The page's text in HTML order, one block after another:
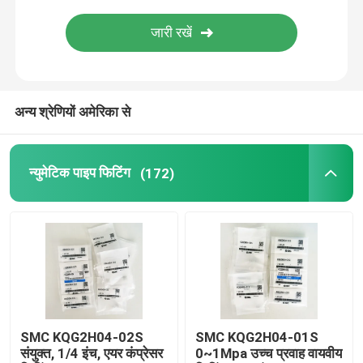
पिस्टन वायवीय सिलेंडर
निविड़ अंधकार पीयू ट्यूब
पल्स जेट वाल्व
पिस्टन हाइड्रोलिक पंप
एएससीओ सोलेनोइड वाल्व
अन्य श्रेणियों अमेरिका से
न्युमेटिक पाइप फिटिंग (172)
SMC KQG2H04-02S
संयुक्त, 1/4 इंच, एयर कंप्रेसर
SMC KQG2H04-01S
0~1Mpa उच्च प्रवाह वायवीय